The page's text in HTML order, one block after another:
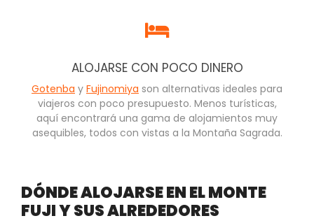
ALOJARSE CON POCO DINERO
Gotenba y Fujinomiya son alternativas ideales para
viajeros con poco presupuesto. Menos turísticas,
aquí encontrará una gama de alojamientos muy
asequibles, todos con vistas a la Montaña Sagrada.
DÓNDE ALOJARSE EN EL MONTE
FUJI Y SUS ALREDEDORES